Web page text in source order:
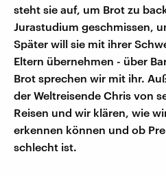
steht sie auf, um Brot zu
Jurastudium geschmissen,
Später will sie mit ihrer
Eltern übernehmen - über
Brot sprechen wir mit ihr.
der Weltreisende Chris von
Reisen und wir klären, wie
erkennen können und ob
schlecht ist.